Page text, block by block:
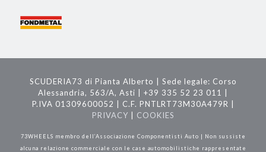
SCUDERIA73 di Pianta Alberto | Sede legale: Corso
Alessandria, 563/A, Asti | +39 335 52 23 011 |
P.IVA 01309600052 | C.F. PNTLRT73M30A479R |
PRIVACY
COOKIES
73WHEELS membro dell’Associazione Componentisti Auto | Non sussiste
alcuna relazione commerciale con le case automobilistiche rappresentate